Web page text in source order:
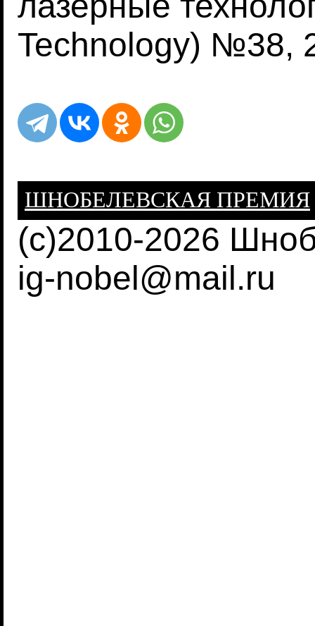
Technology) №38,
ШНОБЕЛЕВСКАЯ ПРЕМИЯ
(c)2010-2026
ig-nobel@mail.ru